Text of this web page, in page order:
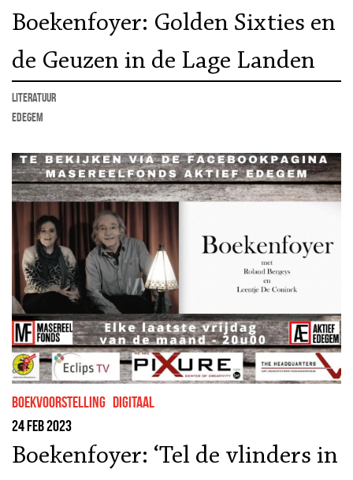
Boekenfoyer: Golden Sixties en
de Geuzen in de Lage Landen
literatuur
Edegem
boekvoorstelling Digitaal
24 feb 2023
Boekenfoyer: ‘Tel de vlinders in